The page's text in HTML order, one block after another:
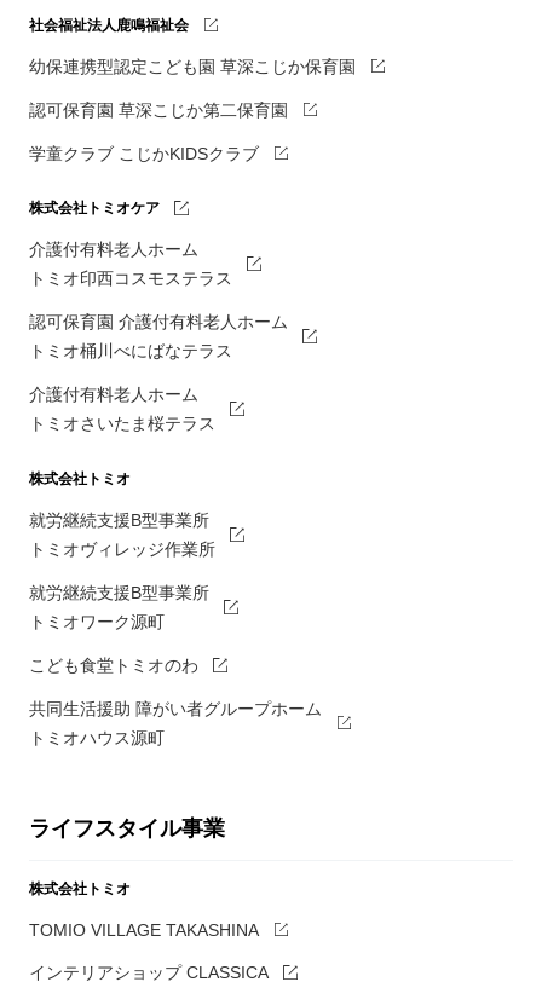
社会福祉法人鹿鳴福祉会
幼保連携型認定こども園 草深こじか保育園
認可保育園 草深こじか第二保育園
学童クラブ こじかKIDSクラブ
株式会社トミオケア
介護付有料老人ホーム
トミオ印西コスモステラス
認可保育園 介護付有料老人ホーム
トミオ桶川べにばなテラス
介護付有料老人ホーム
トミオさいたま桜テラス
株式会社トミオ
就労継続支援B型事業所
トミオヴィレッジ作業所
就労継続支援B型事業所
トミオワーク源町
こども食堂トミオのわ
共同生活援助 障がい者グループホーム
トミオハウス源町
ライフスタイル事業
株式会社トミオ
TOMIO VILLAGE TAKASHINA
インテリアショップ CLASSICA